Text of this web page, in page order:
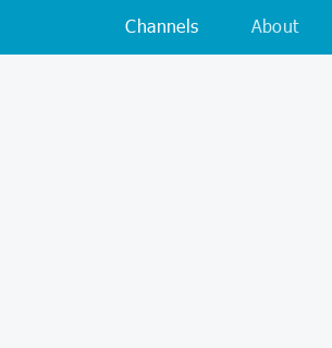
Channels About